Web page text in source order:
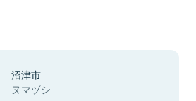
沼津市
ヌマヅシ